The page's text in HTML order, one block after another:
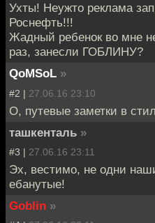
Ухты! Неужто реклама
Роснефть!!!
Жадный ребенок во мне
раз, занесли ГОБЛИНУ?
QoMSoL »
#2 | 27.06.16 23:10
О, путевые заметки в
ташкенталь »
#3 | 27.06.16 23:11
Эх, вестимо, не одни
ебанутые!
Goblin »